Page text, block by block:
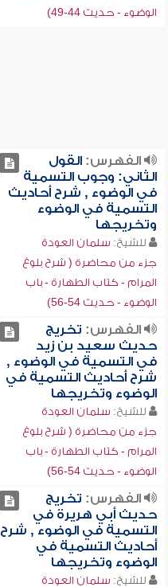
الوضوء - حديث 44-49)
الفهرس:القول
الثاني: وجوب التسمية
في الوضوء , شرح أحاديث
التسمية في الوضوء
وتخريجها
للشيخ: سلمان العودة
جزء من محاضرة ( شرح بلوغ
المرام - كتاب الطهارة - باب
الوضوء - حديث 54-56)
الفهرس: تخريج
حديث سعيد بن زيد
في التسمية في الوضوء ,
شرح أحاديث التسمية في
الوضوء وتخريجها
للشيخ: سلمان العودة
جزء من محاضرة ( شرح بلوغ
المرام - كتاب الطهارة - باب
الوضوء - حديث 54-56)
الفهرس: تخريج
حديث أبي هريرة في
التسمية في الوضوء , شرح
أحاديث التسمية في
الوضوء وتخريجها
للشيخ: سلمان العودة